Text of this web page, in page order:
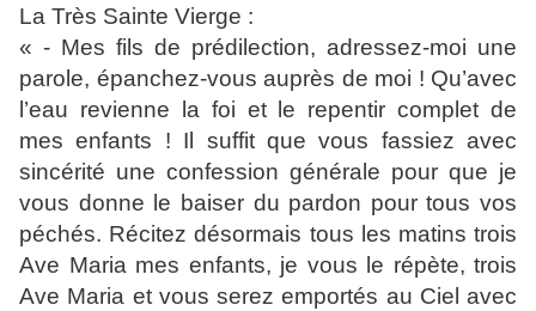
La Très Sainte Vierge :
« - Mes fils de prédilection, adressez-moi une
parole, épanchez-vous auprès de moi ! Qu’avec
l’eau revienne la foi et le repentir complet de
mes enfants ! Il suffit que vous fassiez avec
sincérité une confession générale pour que je
vous donne le baiser du pardon pour tous vos
péchés. Récitez désormais tous les matins trois
Ave Maria mes enfants, je vous le répète, trois
Ave Maria et vous serez emportés au Ciel avec